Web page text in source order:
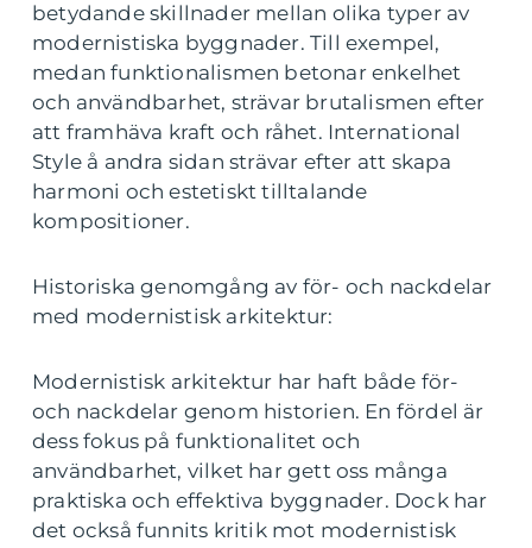
betydande skillnader mellan olika typer av
modernistiska byggnader. Till exempel,
medan funktionalismen betonar enkelhet
och användbarhet, strävar brutalismen efter
att framhäva kraft och råhet. International
Style å andra sidan strävar efter att skapa
harmoni och estetiskt tilltalande
kompositioner.
Historiska genomgång av för- och nackdelar
med modernistisk arkitektur:
Modernistisk arkitektur har haft både för-
och nackdelar genom historien. En fördel är
dess fokus på funktionalitet och
användbarhet, vilket har gett oss många
praktiska och effektiva byggnader. Dock har
det också funnits kritik mot modernistisk